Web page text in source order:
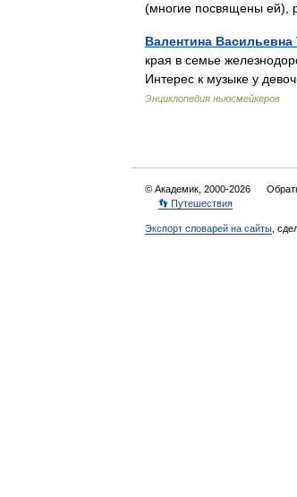
(многие посвящены ей),
Валентина Васильевна
края в семье
Интерес к музыке у
Энциклопедия ньюсмейкеров
© Академик, 2000-2026
👣 Путешествия
Экспорт словарей на сайты ,